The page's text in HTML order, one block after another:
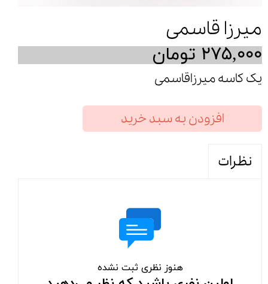
میرزا قاسمی
۲۷۵,۰۰۰ تومان
یک کاسه میرزاقاسمی
افزودن به سبد خرید
نظرات
هنوز نظری ثبت نشده